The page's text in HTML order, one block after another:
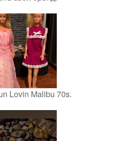
Lovin Malibu 70s.